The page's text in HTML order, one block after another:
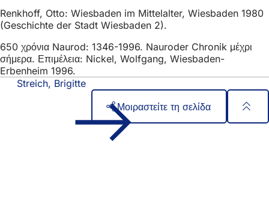
Renkhoff, Otto: Wiesbaden im Mittelalter, Wiesbaden 1980
(Geschichte der Stadt Wiesbaden 2).
650 χρόνια Naurod: 1346-1996. Nauroder Chronik μέχρι
σήμερα. Επιμέλεια: Nickel, Wolfgang, Wiesbaden-
Erbenheim 1996.
Streich, Brigitte
Μοιραστείτε τη σελίδα